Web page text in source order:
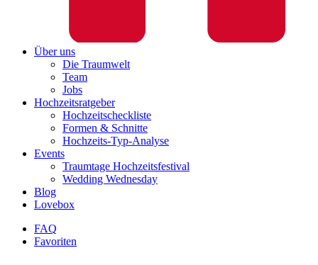
Über uns
Die Traumwelt
Team
Jobs
Hochzeitsratgeber
Hochzeitscheckliste
Formen & Schnitte
Hochzeits-Typ-Analyse
Events
Traumtage Hochzeitsfestival
Wedding Wednesday
Blog
Lovebox
FAQ
Favoriten